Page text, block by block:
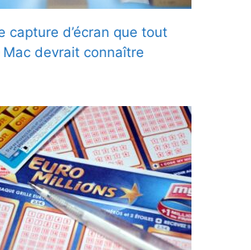
capture d’écran que tout
devrait connaître